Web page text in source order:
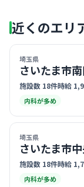
近くのエリ
埼玉県
さいたま市
施設数 18件時給
内科が多め
埼玉県
さいたま市
施設数 18件時給
内科が多め